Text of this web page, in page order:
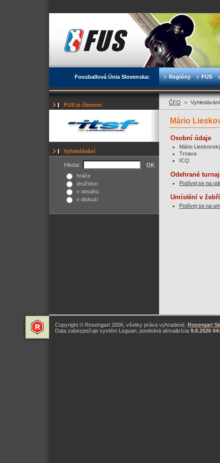
Foosballová Únia Slovenska: Regióny FUS
FUS je členom:
Vyhledávání
Hledat:
OK
hráče
družstvo
v obsahu
v diskuzi
ČFO >
Mário
Osobní údaje
Mário
Trnava
ICQ:
Odehrané
Podívej se na
Umístění v
Podívej se na
Copyright © Rosengart 2006, všetky práva vyhradené, Rosengart
Data zabezpečuje systém Leguan, posledná aktualizícia 9.8.2026